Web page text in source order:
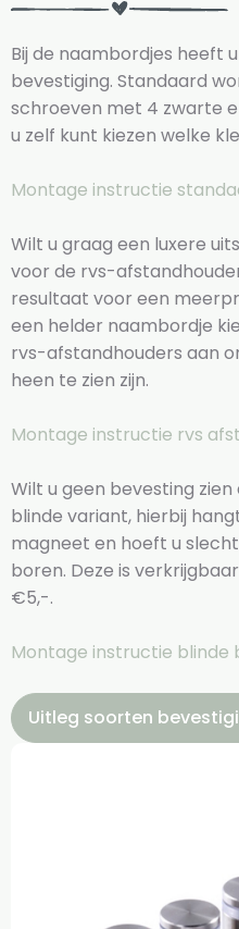
Bij de naambordjes heeft
bevestiging. Standaard
schroeven met 4 zwarte
u zelf kunt kiezen welke
Montage instructie
Wilt u graag een luxere
voor de rvs-
resultaat voor een
een helder naambordje
rvs-afstandhouders aan
heen te zien zijn.
Montage instructie rvs
Wilt u geen bevesting
blinde variant, hierbij
magneet en hoeft u
boren. Deze is
€5,-.
Montage instructie blinde
Uitleg soorten